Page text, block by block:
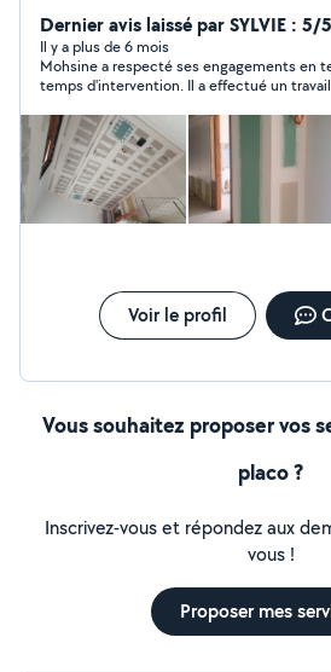
murs)
Dernier avis laissé par SYLVIE : 5/5
Il y a plus de 6 mois
Mohsine a respecté ses engagements en
temps d'intervention. Il a effectué un
été laissé très propre. Je recommande
Voir le profil
Vous souhaitez proposer vos
placo ?
Inscrivez-vous et répondez aux
vous !
Proposer mes